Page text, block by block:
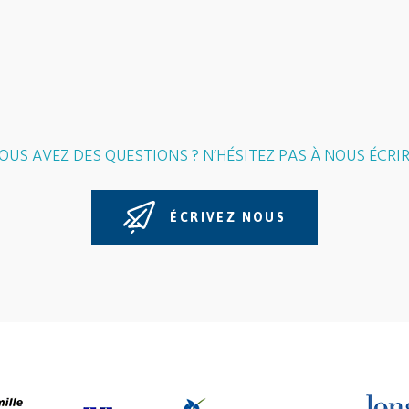
AVEZ DES QUESTIONS ? N’HÉSITEZ PAS À NOUS
ÉCRIVEZ NOUS